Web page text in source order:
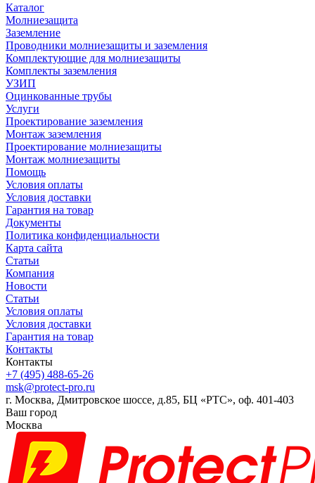
Каталог
Молниезащита
Заземление
Проводники молниезащиты и заземления
Комплектующие для молниезащиты
Комплекты заземления
УЗИП
Оцинкованные трубы
Услуги
Проектирование заземления
Монтаж заземления
Проектирование молниезащиты
Монтаж молниезащиты
Помощь
Условия оплаты
Условия доставки
Гарантия на товар
Документы
Политика конфиденциальности
Карта сайта
Статьи
Компания
Новости
Статьи
Условия оплаты
Условия доставки
Гарантия на товар
Контакты
Контакты
+7 (495) 488-65-26
msk@protect-pro.ru
г. Москва, Дмитровское шоссе, д.85, БЦ «РТС», оф. 401-403
Ваш город
Москва